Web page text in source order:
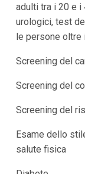
adulti tra i 20 e i
urologici, test
le persone oltre
Screening del
Screening del
Screening del
Esame dello
salute fisica